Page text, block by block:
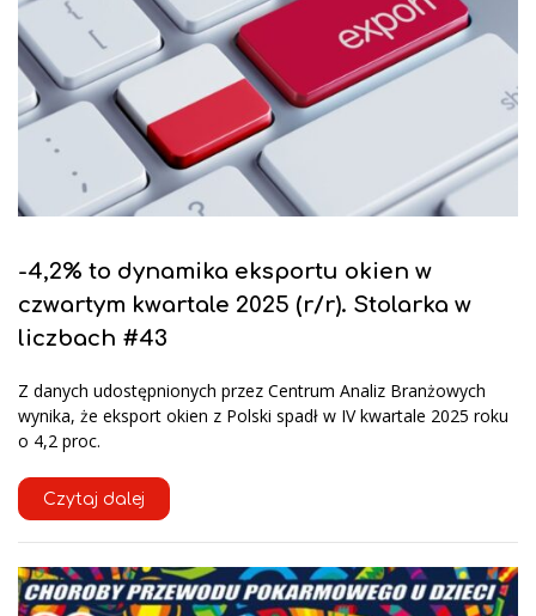
-4,2% to dynamika eksportu okien w
czwartym kwartale 2025 (r/r). Stolarka w
liczbach #43
Z danych udostępnionych przez Centrum Analiz Branżowych
wynika, że eksport okien z Polski spadł w IV kwartale 2025 roku
o 4,2 proc.
Czytaj dalej